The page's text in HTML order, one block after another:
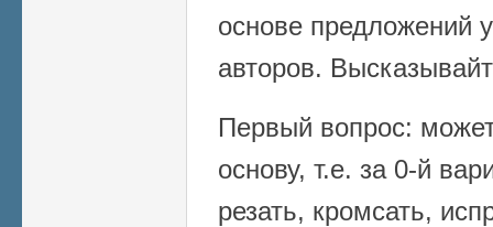
основе предложений
авторов.
Первый вопрос:
основу, т.е. за 0-й
резать, кромсать,